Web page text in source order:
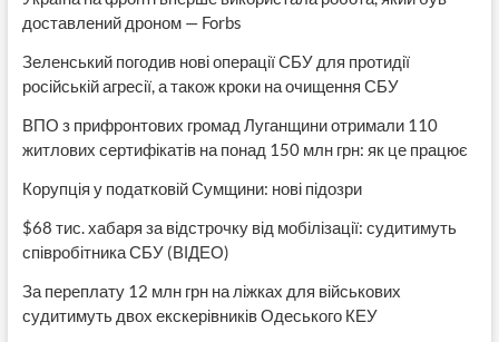
доставлений дроном — Forbs
Зеленський погодив нові операції СБУ для протидії
російській агресії, а також кроки на очищення СБУ
ВПО з прифронтових громад Луганщини отримали 110
житлових сертифікатів на понад 150 млн грн: як це працює
Корупція у податковій Сумщини: нові підозри
$68 тис. хабаря за відстрочку від мобілізації: судитимуть
співробітника СБУ (ВІДЕО)
За переплату 12 млн грн на ліжках для військових
судитимуть двох екскерівників Одеського КЕУ